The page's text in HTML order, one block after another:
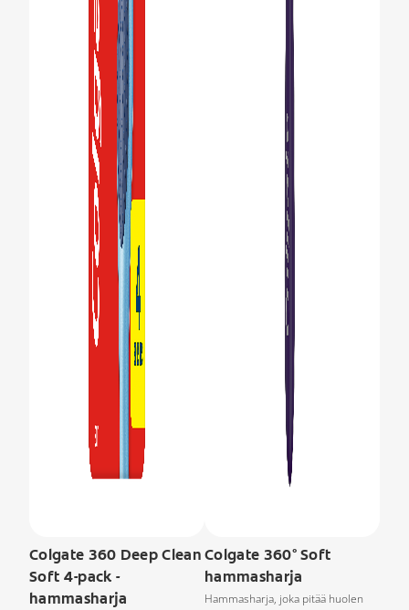
Colgate 360 Deep Clean
Soft 4-pack -
hammasharja
Colgate 360° Soft
hammasharja
Hammasharja, joka pitää huolen